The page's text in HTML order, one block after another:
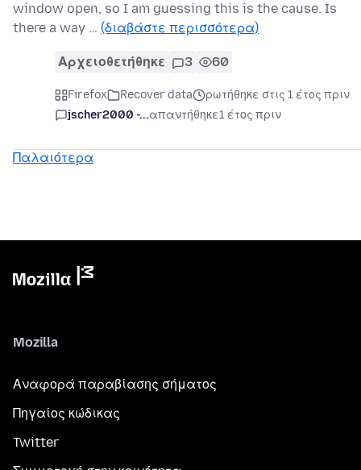
window open, so I am guessing this is the cause. Is
there a way … (διαβάστε περισσότερα)
Αρχειοθετήθηκε 3 60
Firefox Recover data
ρωτήθηκε στις 1 έτος πριν
jscher2000 -...απαντήθηκε1 έτος πριν
Παλαιότερα
Mozilla
Αναφορά παραβίασης σήματος
Πηγαίος κώδικας
Twitter